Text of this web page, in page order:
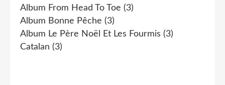
Album From Head To Toe (3)
Album Bonne Pêche (3)
Album Le Père Noël Et Les Fourmis (3)
Catalan (3)